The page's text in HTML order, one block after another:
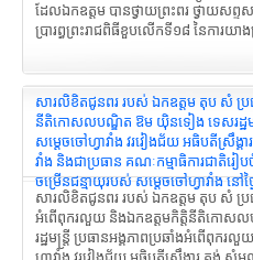
ដែលឯកឧត្តម បានថ្វាយព្រះពរ ថ្វាយសព្ទ
ប្រារព្ធព្រះរាជពិធីខួបលើកទី១៨ នៃការយា
សារលិខិតជូនពរ របស់ ឯកឧត្តម តុប សំ ប្រ
នីតិកោសលបណ្ឌិត ឱម យ៉ិនទៀង ទេសរដ្ឋម
សម្ដេចចៅហ្វាវាំង វរវៀងជ័យ អធិបតីស្រឹង្គ
វាំង និងជាប្រធាន គណៈកម្មាធិការជាតិរ
ចម្រើនជន្មាយុរបស់ សម្ដេចចៅហ្វាវាំង នៅថ្
សារលិខិតជូនពរ របស់ ឯកឧត្តម តុប សំ ប្រធ
អំពើពុករលួយ និងឯកឧត្ដមកិត្តិនីតិកោស
រដ្ឋមន្រ្តី ប្រធានអង្គភាពប្រឆាំងអំពើពុក